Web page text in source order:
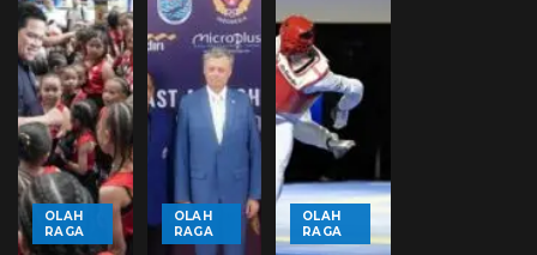
OLAH
RAGA
OLAH
RAGA
OLAH
RAGA